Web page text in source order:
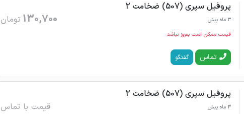
پروفیل سپری (507) ضخامت 2
3 ماه پیش 130,700 تومان
قیمت ممکن است به‌روز نباشد
تماس گفتگو
پروفیل سپری (507) ضخامت 2
3 ماه پیش قیمت با تماس